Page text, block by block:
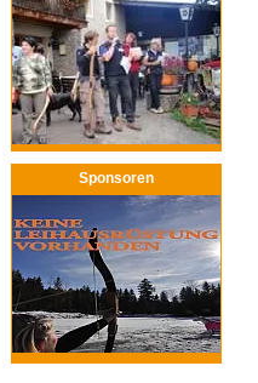
Sponsoren